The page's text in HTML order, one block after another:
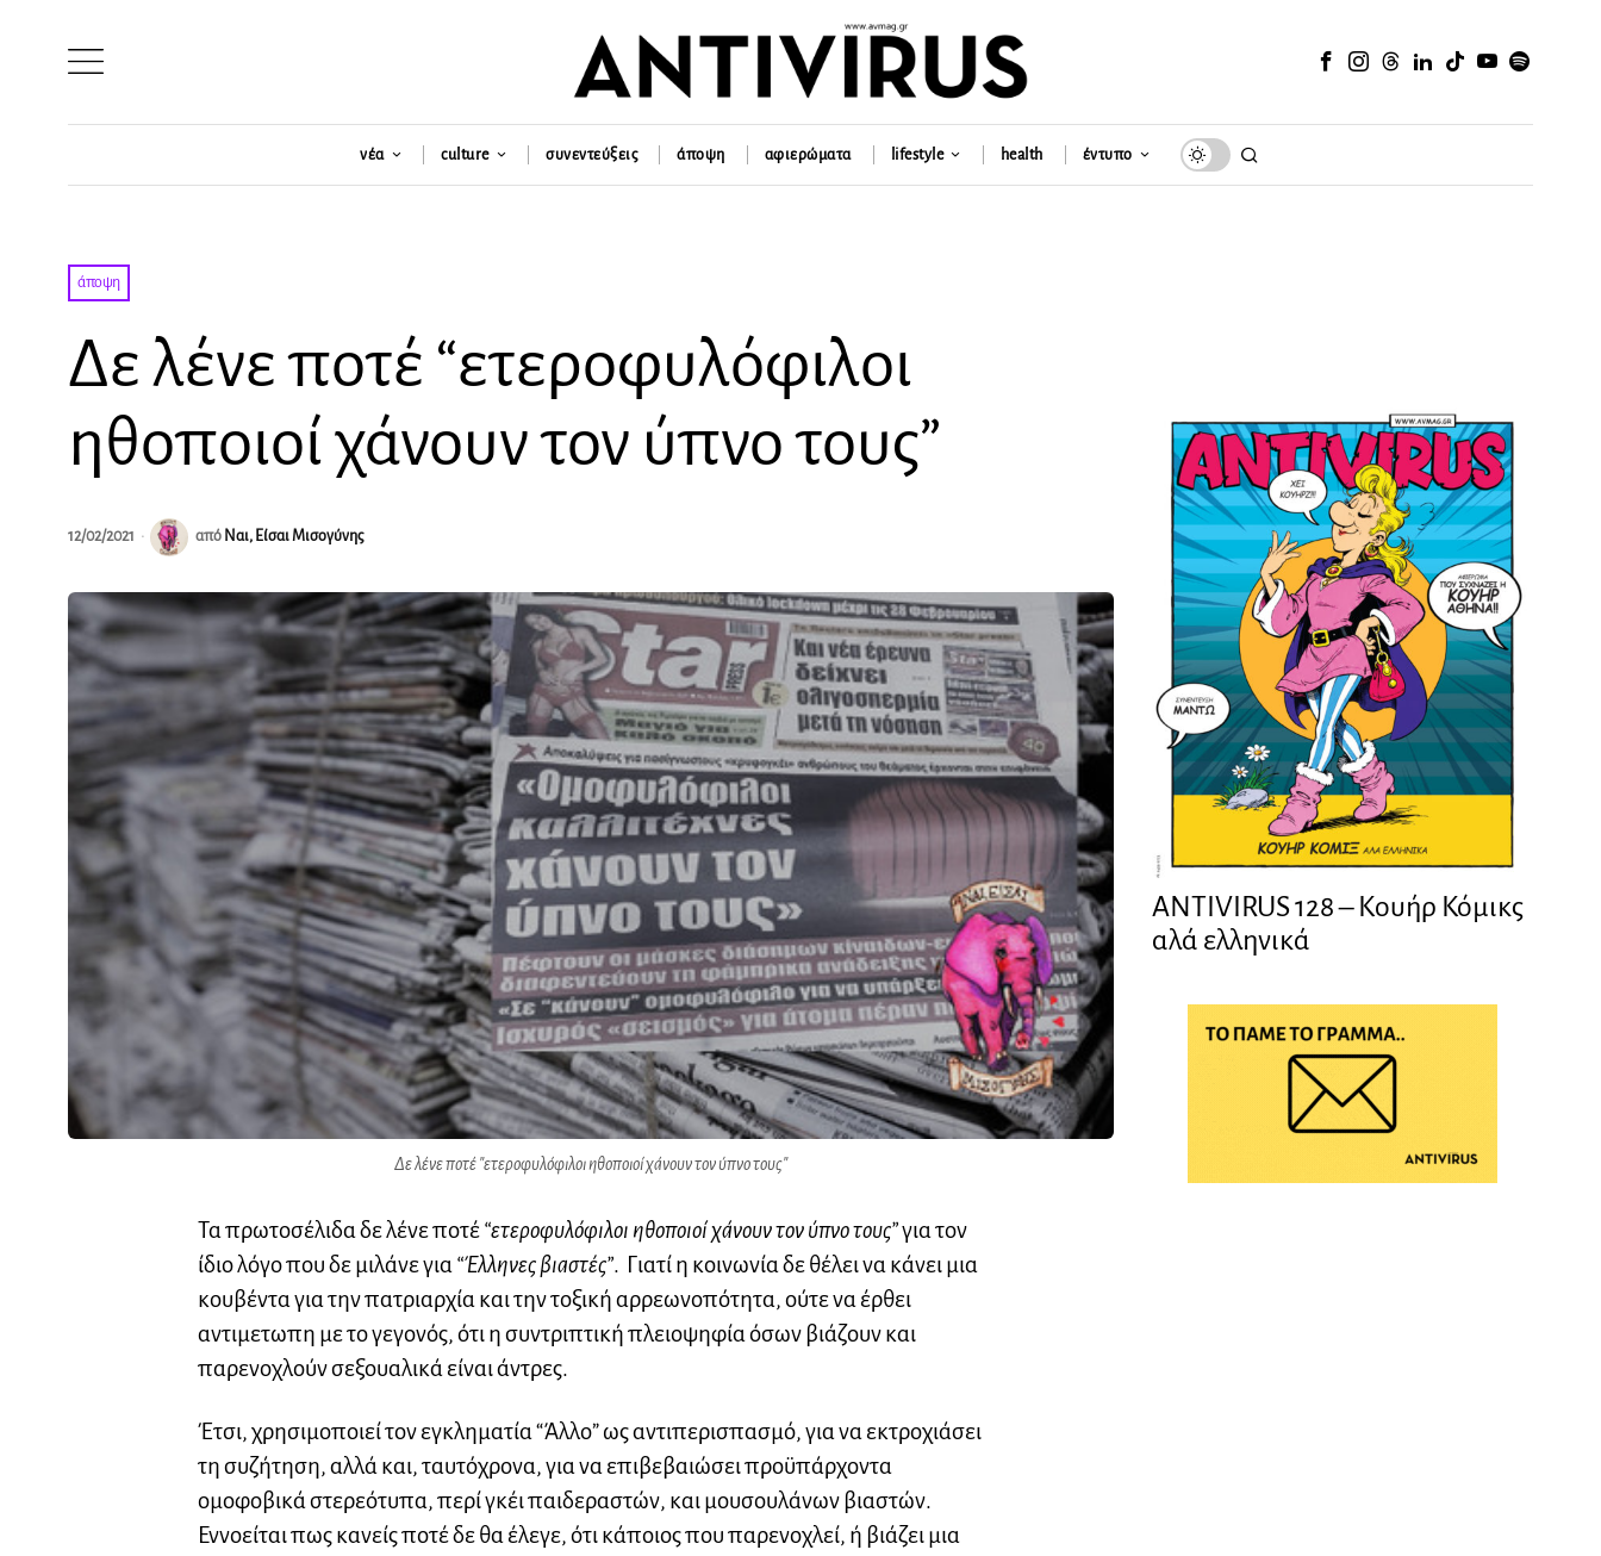
νέα culture συνεντεύξεις άποψη αφιερώματα lifestyle health έντυπο
άποψη
Δε λένε ποτέ “ετεροφυλόφιλοι
ηθοποιοί χάνουν τον ύπνο τους”
12/02/2021 από Ναι, Είσαι Μισογύνης
Δε λένε ποτέ "ετεροφυλόφιλοι ηθοποιοί χάνουν τον ύπνο τους"
Τα πρωτοσέλιδα δε λένε ποτέ“ετεροφυλόφιλοι ηθοποιοί χάνουν τον ύπνο τους”για τον
ίδιο λόγο που δε μιλάνε για “Έλληνες βιαστές”. Γιατί η κοινωνία δε θέλει να κάνει μια
κουβέντα για την πατριαρχία και την τοξική αρρεωνοπότητα, ούτε να έρθει
αντιμετωπη με το γεγονός, ότι η συντριπτική πλειοψηφία όσων βιάζουν και
παρενοχλούν σεξουαλικά είναι άντρες.
Έτσι, χρησιμοποιεί τον εγκληματία “Άλλο” ως αντιπερισπασμό, για να εκτροχιάσει
τη συζήτηση, αλλά και, ταυτόχρονα, για να επιβεβαιώσει προϋπάρχοντα
ομοφοβικά στερεότυπα, περί γκέι παιδεραστών, και μουσουλάνων βιαστών.
Εννοείται πως κανείς ποτέ δε θα έλεγε, ότι κάποιος που παρενοχλεί, ή βιάζει μια
ANTIVIRUS 128 – Kουήρ Κόμικς
αλά ελληνικά